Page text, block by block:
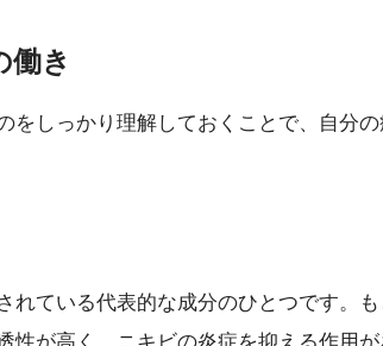
働き
しっかり理解しておくことで、自分
ている代表的な成分のひとつです。